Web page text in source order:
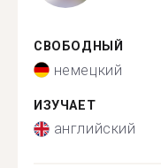
СВОБОДНЫЙ
немецкий
ИЗУЧАЕТ
английский